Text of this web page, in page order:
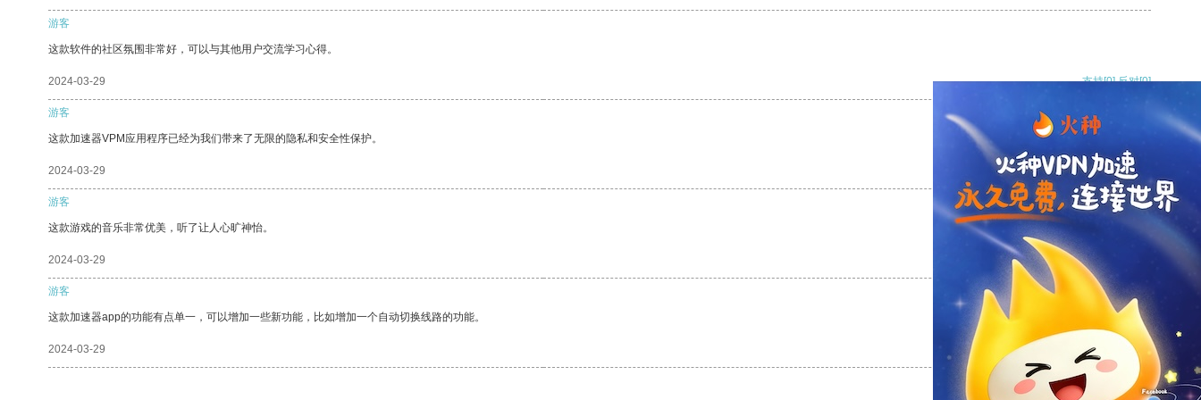
游客
这款软件的社区氛围非常好，可以与其他用户交流学习心得。
2024-03-29 支持[0] 反对[0]
游客
这款加速器VPM应用程序已经为我们带来了无限的隐私和安全性保护。
2024-03-29 支持[0] 反对
游客
这款游戏的音乐非常优美，听了让人心旷神怡。
2024-03-29 支持
游客
这款加速器app的功能有点单一，可以增加一些新功能，比如增加一个自动切换线路的功能。
2024-03-29 支持 反对 [0]